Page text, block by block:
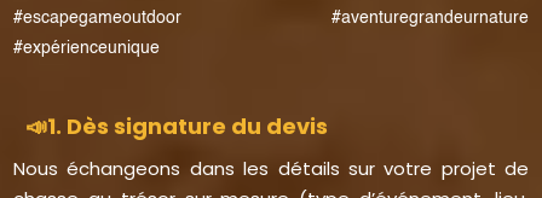
#escapegameoutdoor #aventuregrandeurnature
#expérienceunique
📣1. Dès signature du devis
Nous échangeons dans les détails sur votre projet de